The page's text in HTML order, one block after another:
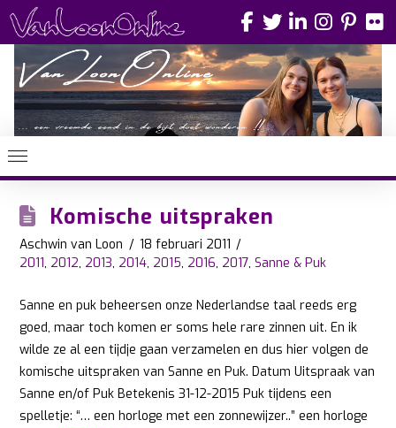
Komische uitspraken
Aschwin van Loon
18 februari 2011
2011, 2012, 2013, 2014, 2015, 2016, 2017,Sanne & Puk
Sanne en puk beheersen onze Nederlandse taal reeds erg
goed, maar toch komen er soms hele rare zinnen uit. En ik
wilde ze al een tijdje gaan verzamelen en dus hier volgen de
komische uitspraken van Sanne en Puk. Datum Uitspraak van
Sanne en/of Puk Betekenis 31-12-2015 Puk tijdens een
spelletje: “… een horloge met een zonnewijzer..” een horloge